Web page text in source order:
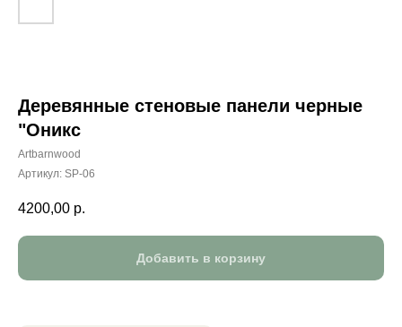
Деревянные стеновые панели черные
"Оникс
Artbarnwood
Артикул: SP-06
4200,00 р.
Добавить в корзину